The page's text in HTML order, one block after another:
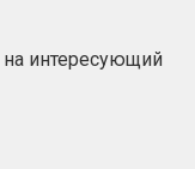
на интересующий